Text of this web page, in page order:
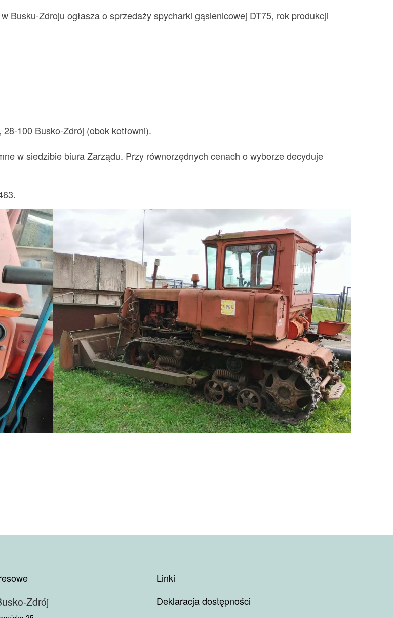
Busku-Zdroju ogłasza o sprzedaży spycharki gąsienicowej DT75, rok produkcji
100 Busko-Zdrój (obok kotłowni).
w siedzibie biura Zarządu. Przy równorzędnych cenach o wyborze decyduje
Zdrój
Linki
Deklaracja dostępności